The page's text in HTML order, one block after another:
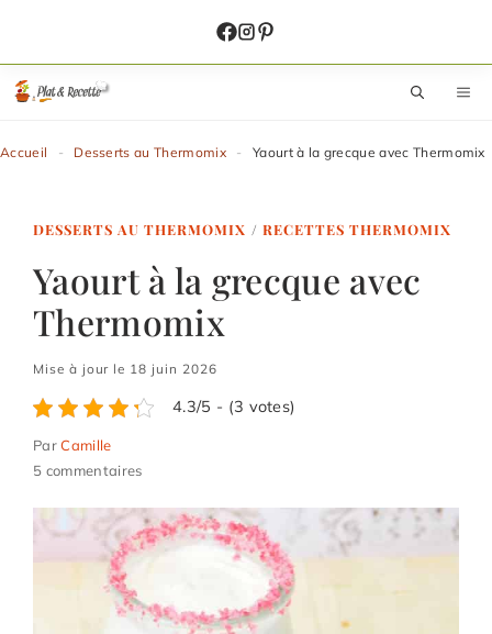
contenu
Accueil - Desserts au Thermomix - Yaourt à la grecque avec Thermomix
DESSERTS AU THERMOMIX / RECETTES THERMOMIX
Yaourt à la grecque avec
Thermomix
Mise à jour le 18 juin 2026
4.3/5 - (3 votes)
ParCamille
5 commentaires